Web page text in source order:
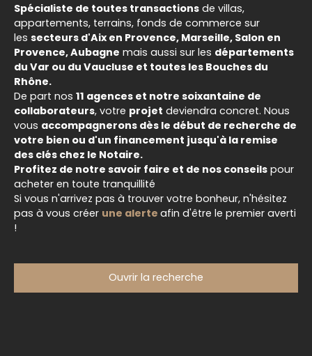
Spécialiste de toutes transactions de villas,
appartements, terrains, fonds de commerce sur
les secteurs d'Aix en Provence, Marseille, Salon en
Provence, Aubagne mais aussi sur les départements
du Var ou du Vaucluse et toutes les Bouches du
Rhône.
De part nos 11 agences et notre soixantaine de
collaborateurs, votre projet deviendra concret. Nous
vous accompagnerons dès le début de recherche de
votre bien ou d'un financement jusqu'à la remise
des clés chez le Notaire.
Profitez de notre savoir faire et de nos conseils pour
acheter en toute tranquillité
Si vous n'arrivez pas à trouver votre bonheur, n'hésitez
pas à vous créer une alerte afin d'être le premier averti
!
Ouvrir la recherche